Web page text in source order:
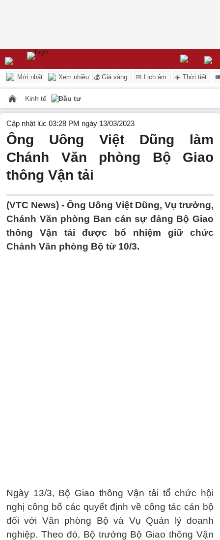
Mới nhất Xem nhiều 💰 Giá vàng 📅 Lịch âm ☀️ Thời tiết
Kinh tế Đầu tư
Cập nhật lúc 03:28 PM ngày 13/03/2023
Ông Uông Việt Dũng làm
Chánh Văn phòng Bộ Giao
thông Vận tải
(VTC News) - Ông Uông Việt Dũng, Vụ trưởng,
Chánh Văn phòng Ban cán sự đảng Bộ Giao
thông Vận tải được bổ nhiệm giữ chức
Chánh Văn phòng Bộ từ 10/3.
Ngày 13/3, Bộ Giao thông Vận tải tổ chức hội
nghị công bố các quyết định về công tác cán bộ
đối với Văn phòng Bộ và Vụ Quản lý doanh
nghiệp. Theo đó, Bộ trưởng Bộ Giao thông Vận